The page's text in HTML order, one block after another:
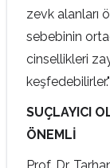
zevk alanları
sebebinin
cinsellikleri
keşfedebilirler."
SUÇLAYICI
ÖNEMLİ